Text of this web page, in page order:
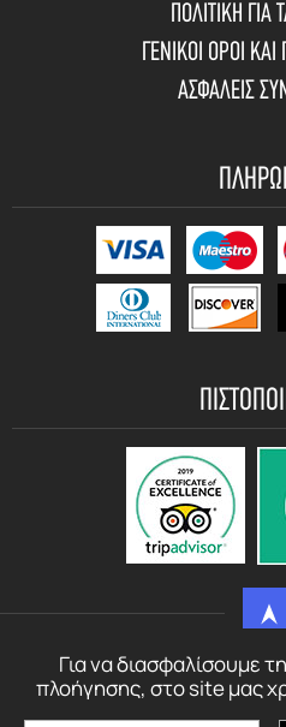
Για να διασφαλίσουμε
πλοήγησης, στο site μας
ΠΟΛΙΤΙΚΗ ΓΙΑ
ΓΕΝΙΚΟΙ ΟΡΟΙ
ΑΣΦΑΛΕΙΣ
© motorbikerentalcrete.com -